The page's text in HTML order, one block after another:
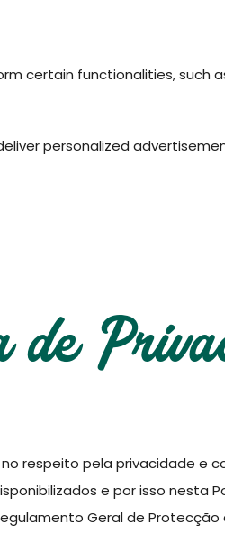
certain functionalities,
personalized
Policy
de
respeito pela privacidade e
e por isso
Geral de